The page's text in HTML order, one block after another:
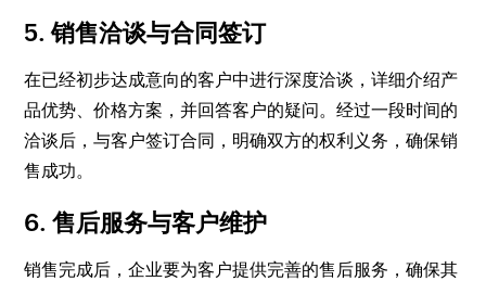
5. 销售洽谈与合同签订
在已经初步达成意向的客户中进行深度洽谈，详细介绍产
品优势、价格方案，并回答客户的疑问。经过一段时间的
洽谈后，与客户签订合同，明确双方的权利义务，确保销
售成功。
6. 售后服务与客户维护
销售完成后，企业要为客户提供完善的售后服务，确保其